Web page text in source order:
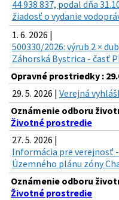
44 938 837, podal dňa
žiadosť o vydanie
1. 6. 2026 |
500330/2026: výrub 2 ×
Záhorská Bystrica - časť
Opravné prostriedky :
29. 5. 2026 | Verejná
Oznámenie odboru
Životné prostredie
27. 5. 2026 |
Informácia pre verejnosť
Územného plánu zóny
Oznámenie odboru
Životné prostredie